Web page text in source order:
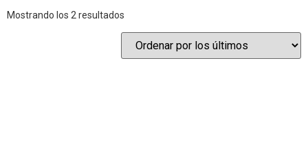
Mostrando los 2 resultados